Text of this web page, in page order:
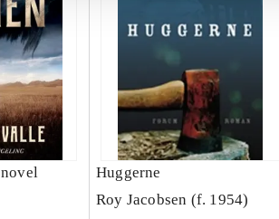
Huggerne
Roy Jacobsen (f. 1954)